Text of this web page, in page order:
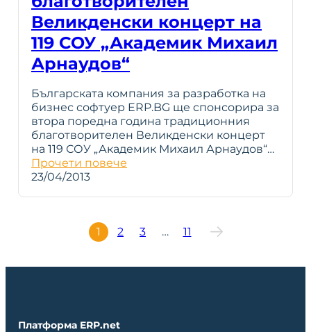
Великденски концерт на
119 СОУ „Академик Михаил
Арнаудов“
Българската компания за разработка на
бизнес софтуер ERP.BG ще спонсорира за
втора поредна година традиционния
благотворителен Великденски концерт
на 119 СОУ „Академик Михаил Арнаудов“…
Прочети повече
23/04/2013
1 2 3 … 11
Платформа ERP.net